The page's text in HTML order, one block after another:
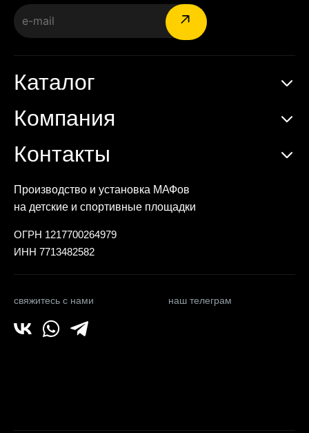
Производство и установка МАФов
на детские и спортивные площадки
ОГРН 1217700264979
ИНН 7713482582
свяжитесь с нами наш телеграм
Каталог
Компания
Контакты